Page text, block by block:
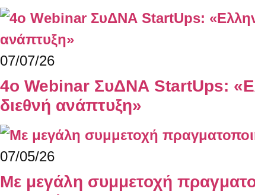
07/07/26
4ο Webinar ΣυΔΝΑ StartUps:
διεθνή ανάπτυξη»
07/05/26
Με μεγάλη συμμετοχή